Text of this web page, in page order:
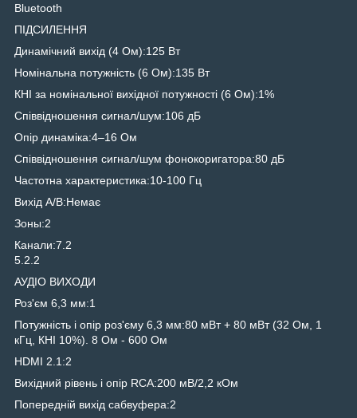
Bluetooth
ПІДСИЛЕННЯ
Динамічний вихід (4 Ом):125 Вт
Номінальна потужність (6 Ом):135 Вт
КНІ за номінальної вихідної потужності (6 Ом):1%
Співвідношення сигнал/шум:106 дБ
Опір динаміка:4–16 Ом
Співвідношення сигнал/шум фонокоригатора:80 дБ
Частотна характеристика:10-100 Гц
Вихід A/B:Немає
Зоны:2
Канали:7.2
5.2.2
АУДІО ВИХОДИ
Роз'єм 6,3 мм:1
Потужність і опір роз'єму 6,3 мм:80 мВт + 80 мВт (32 Ом, 1
кГц, КНІ 10%). 8 Ом - 600 Ом
HDMI 2.1:2
Вихідний рівень і опір RCA:200 мВ/2,2 кОм
Попередній вихід сабвуфера:2